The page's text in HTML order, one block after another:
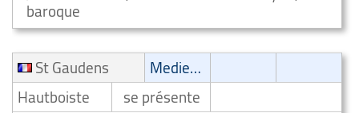
baroque
St Gaudens
Medieval music/renaissance
Hautboiste
se présente